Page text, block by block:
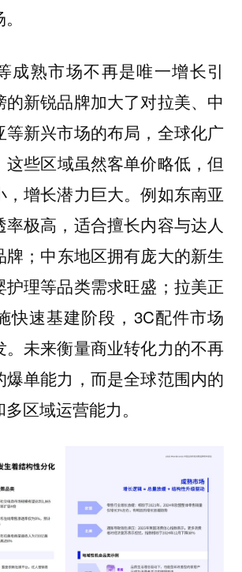
成熟市场不再是唯一增长引
的新锐品牌加大了对拉美、中
新兴市场的布局， 全球化广
这些区域虽然客单价略低，但
，增长潜力巨大。例如东南亚
极高，适合擅长内容与达人
牌；中东地区拥有庞大的新生
护理等品类需求旺盛；拉美正
快速基建阶段，3C配件市场
。未来衡量商业转化力的不再
爆单能力，而是全球范围内的
区域运营能力。